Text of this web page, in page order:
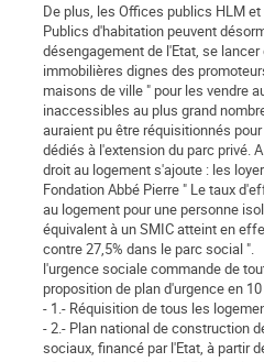
De plus, les Offices publics HLM
Publics d'habitation peuvent
désengagement de l'Etat, se
immobilières dignes des
maisons de ville " pour les vendre
inaccessibles au plus grand
auraient pu être réquisitionnés
dédiés à l'extension du parc privé.
droit au logement s'ajoute : les
Fondation Abbé Pierre " Le taux
au logement pour une personne
équivalent à un SMIC atteint en
contre 27,5% dans le parc social ".
l'urgence sociale commande de
proposition de plan d'urgence en
- 1.- Réquisition de tous les
- 2.- Plan national de construction
sociaux, financé par l'Etat, à partir